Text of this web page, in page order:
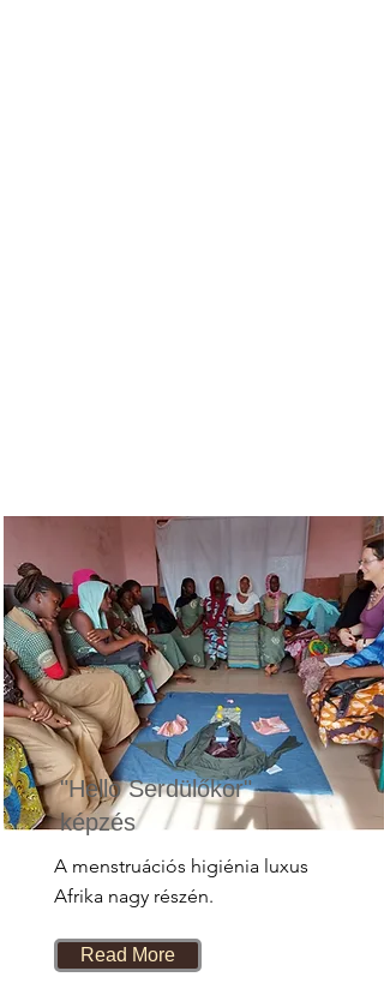
"Hello Serdülőkor"
képzés
A menstruációs higiénia luxus
Afrika nagy részén.
Read More